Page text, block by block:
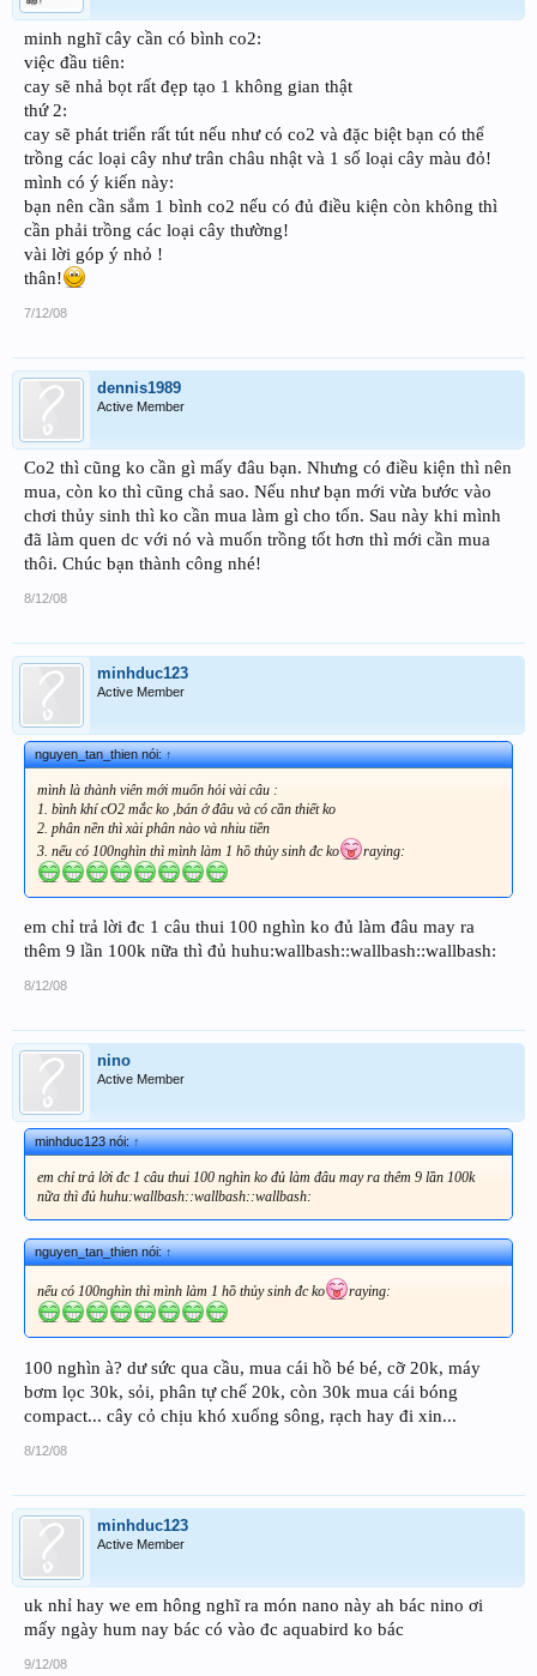
minh nghĩ cây cần có bình co2:
việc đầu tiên:
cay sẽ nhả bọt rất đẹp tạo 1 không gian thật
thứ 2:
cay sẽ phát triển rất tút nếu như có co2 và đặc biệt bạn có thể
trồng các loại cây như trân châu nhật và 1 số loại cây màu đỏ!
mình có ý kiến này:
bạn nên cần sắm 1 bình co2 nếu có đủ điều kiện còn không thì
cần phải trồng các loại cây thường!
vài lời góp ý nhỏ !
thân!
7/12/08
dennis1989
Active Member
Co2 thì cũng ko cần gì mấy đâu bạn. Nhưng có điều kiện thì nên
mua, còn ko thì cũng chả sao. Nếu như bạn mới vừa bước vào
chơi thủy sinh thì ko cần mua làm gì cho tốn. Sau này khi mình
đã làm quen dc với nó và muốn trồng tốt hơn thì mới cần mua
thôi. Chúc bạn thành công nhé!
8/12/08
minhduc123
Active Member
nguyen_tan_thien nói:↑
mình là thành viên mới muốn hỏi vài câu :
1. bình khí cO2 mắc ko ,bán ở đâu và có cần thiết ko
2. phân nền thì xài phân nào và nhiu tiền
3. nếu có 100nghìn thì mình làm 1 hồ thủy sinh đc ko
raying:
em chỉ trả lời đc 1 câu thui 100 nghìn ko đủ làm đâu may ra
thêm 9 lần 100k nữa thì đủ huhu:wallbash::wallbash::wallbash:
8/12/08
nino
Active Member
minhduc123 nói:↑
em chỉ trả lời đc 1 câu thui 100 nghìn ko đủ làm đâu may ra thêm 9 lần 100k
nữa thì đủ huhu:wallbash::wallbash::wallbash:
nguyen_tan_thien nói:↑
nếu có 100nghìn thì mình làm 1 hồ thủy sinh đc ko raying:
100 nghìn à? dư sức qua cầu, mua cái hồ bé bé, cỡ 20k, máy
bơm lọc 30k, sỏi, phân tự chế 20k, còn 30k mua cái bóng
compact... cây cỏ chịu khó xuống sông, rạch hay đi xin...
8/12/08
minhduc123
Active Member
uk nhỉ hay we em hông nghĩ ra món nano này ah bác nino ơi
mấy ngày hum nay bác có vào đc aquabird ko bác
9/12/08